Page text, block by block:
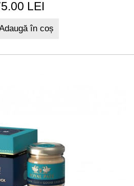
LEI
în coș